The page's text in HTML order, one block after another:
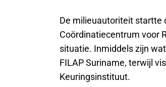
De milieuautoriteit startte
Coördinatiecentrum voor
situatie. Inmiddels zijn
FILAP Suriname, terwijl
Keuringsinstituut.